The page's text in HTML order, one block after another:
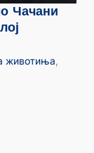
Чачани
животиња